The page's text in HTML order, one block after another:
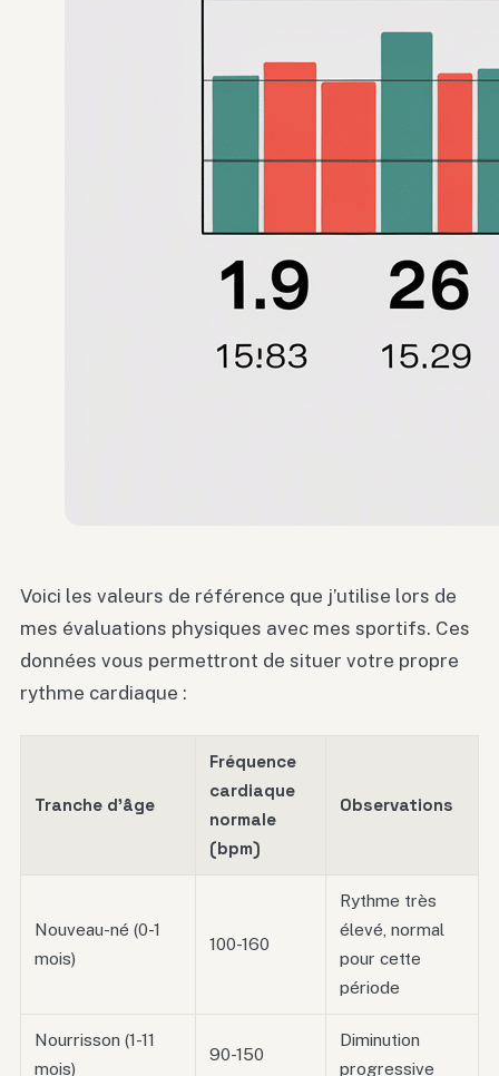
Voici les valeurs de référence que j’utilise lors de
mes évaluations physiques avec mes sportifs. Ces
données vous permettront de situer votre propre
rythme cardiaque :
Tranche d’âge
Fréquence
cardiaque
normale
(bpm)
Observations
Nouveau-né (0-1
mois)
100-160
Rythme très
élevé, normal
pour cette
période
Nourrisson (1-11
mois)
90-150
Diminution
progressive